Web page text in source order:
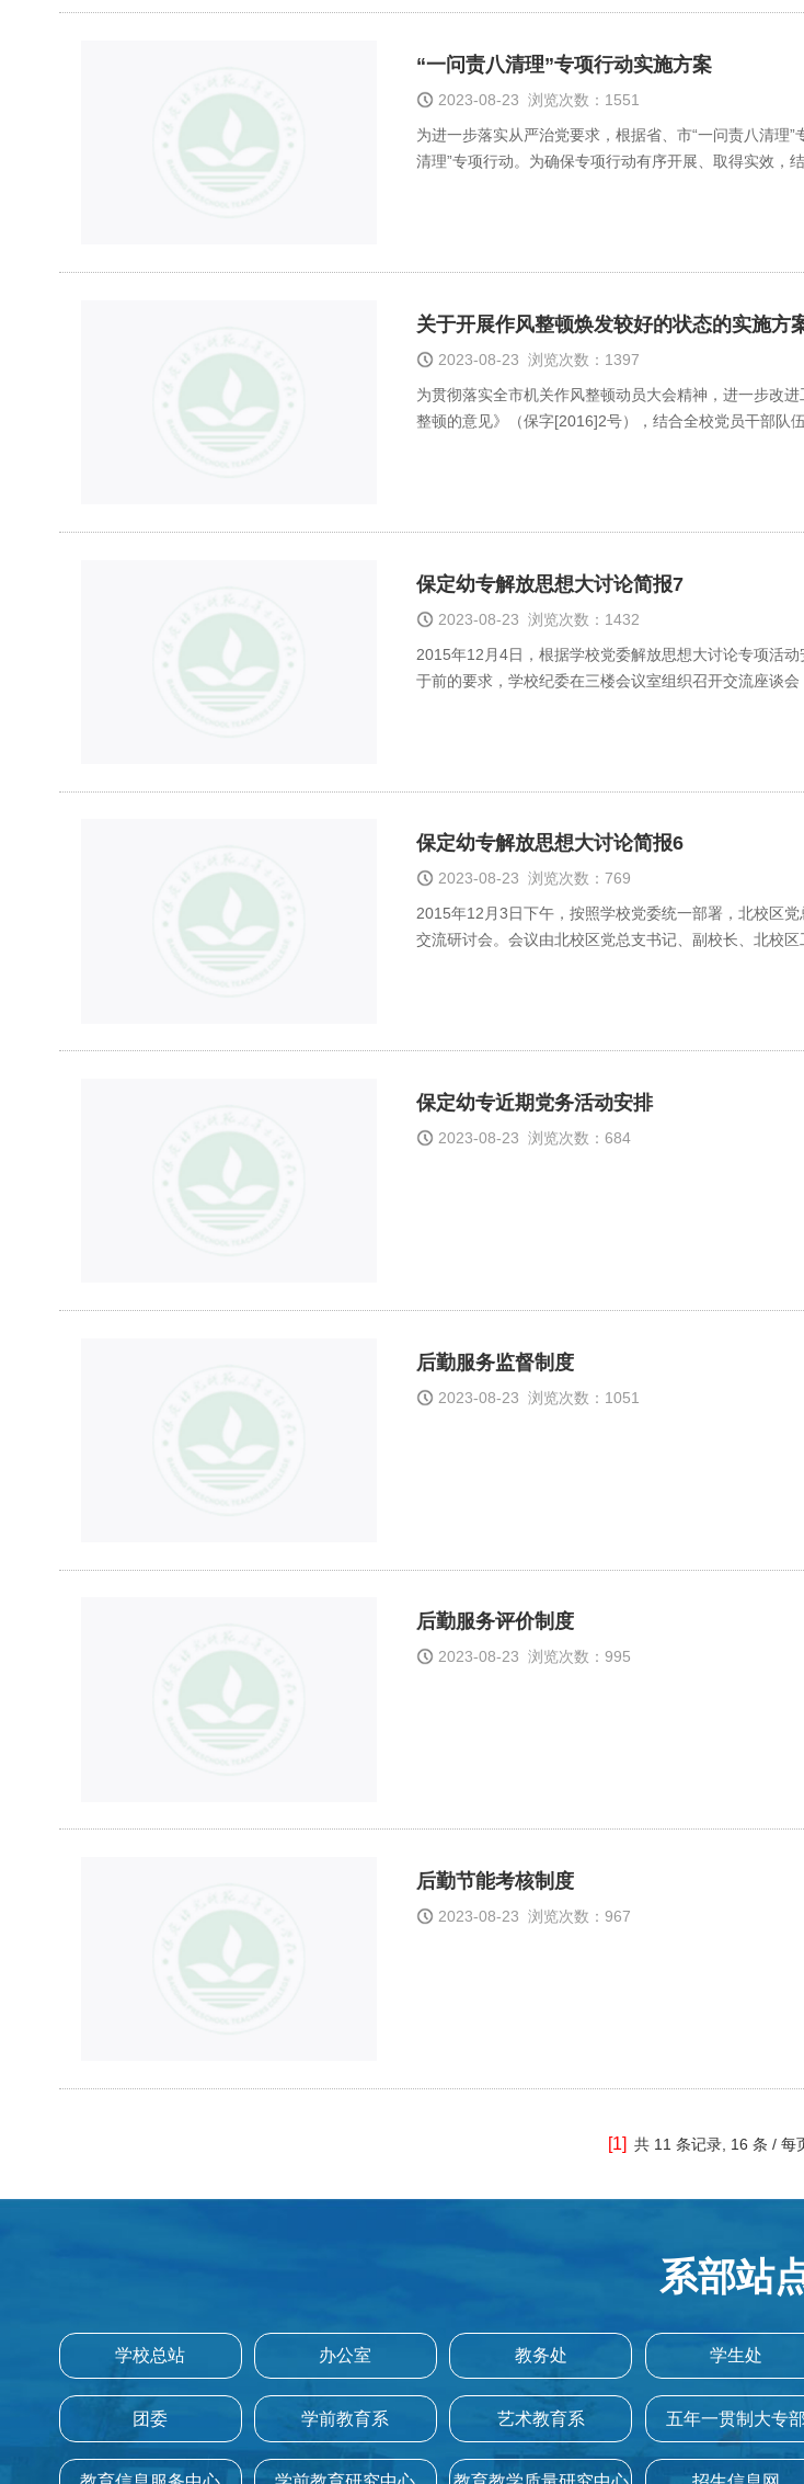
“一问责八清理”专项行动实施方案
2023-08-23 浏览次数：1551
为进一步落实从严治党要求，根据省、市“一问责八清理
清理”专项行动。为确保专项行动有序开展、取得实效，
关于开展作风整顿焕发较好的状态的实施方
2023-08-23 浏览次数：1397
为贯彻落实全市机关作风整顿动员大会精神，进一步改
整顿的意见》（保字[2016]2号），结合全校党员干部队
保定幼专解放思想大讨论简报7
2023-08-23 浏览次数：1432
2015年12月4日，根据学校党委解放思想大讨论专项活
于前的要求，学校纪委在三楼会议室组织召开交流座谈
保定幼专解放思想大讨论简报6
2023-08-23 浏览次数：769
2015年12月3日下午，按照学校党委统一部署，北校区
交流研讨会。会议由北校区党总支书记、副校长、北校
保定幼专近期党务活动安排
2023-08-23 浏览次数：684
后勤服务监督制度
2023-08-23 浏览次数：1051
后勤服务评价制度
2023-08-23 浏览次数：995
后勤节能考核制度
2023-08-23 浏览次数：967
[1] 共 11 条记录, 16 条 / 每
系部站
学校总站 办公室 教务处 学生处
团委 学前教育系 艺术教育系 五年一贯制大专部